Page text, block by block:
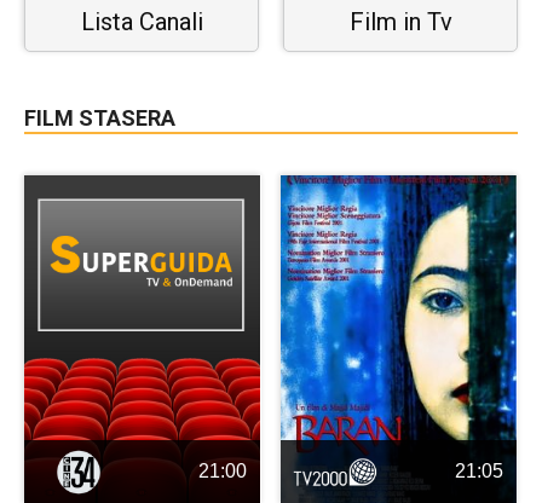
Lista Canali Film in Tv
FILM STASERA
21:00 21:05